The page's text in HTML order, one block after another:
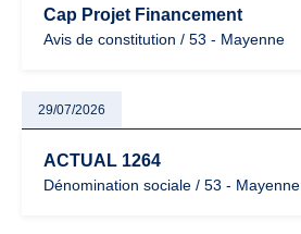
Cap Projet Financement
Avis de constitution / 53 - Mayenne
29/07/2026
ACTUAL 1264
Dénomination sociale / 53 - Mayenne